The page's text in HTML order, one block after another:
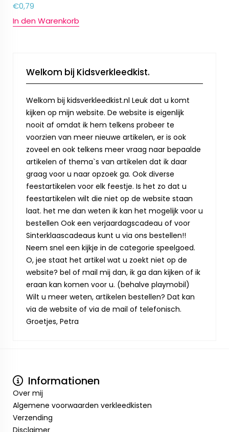
€0,79
In den Warenkorb
Welkom bij Kidsverkleedkist.
Welkom bij kidsverkleedkist.nl Leuk dat u komt
kijken op mijn website. De website is eigenlijk
nooit af omdat ik hem telkens probeer te
voorzien van meer nieuwe artikelen, er is ook
zoveel en ook telkens meer vraag naar bepaalde
artikelen of thema`s van artikelen dat ik daar
graag voor u naar opzoek ga. Ook diverse
feestartikelen voor elk feestje. Is het zo dat u
feestartikelen wilt die niet op de website staan
laat. het me dan weten ik kan het mogelijk voor u
bestellen Ook een verjaardagscadeau of voor
Sinterklaascadeaus kunt u via ons bestellen!!
Neem snel een kijkje in de categorie speelgoed.
O, jee staat het artikel wat u zoekt niet op de
website? bel of mail mij dan, ik ga dan kijken of ik
eraan kan komen voor u. (behalve playmobil)
Wilt u meer weten, artikelen bestellen? Dat kan
via de website of via de mail of telefonisch.
Groetjes, Petra
Informationen
Over mij
Algemene voorwaarden verkleedkisten
Verzending